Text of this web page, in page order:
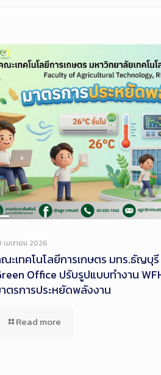
Long
เมษายน 2026
ะเทคโนโลยีการเกษตร มทร.ธัญบุ
Office ปรับรูปแบบทำงาน
ตรการประหยัดพลังงาน
Read more